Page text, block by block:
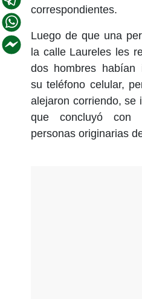
correspondientes.
Luego de que una
la calle Laureles les
dos hombres habían
su teléfono celular,
alejaron corriendo, se
que concluyó con
personas originarias